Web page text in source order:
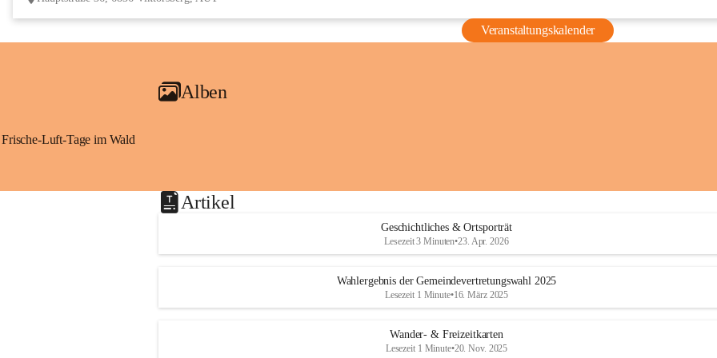
Veranstaltungskalender
Alben
Frische-Luft-Tage im Wald
Artikel
Geschichtliches & Ortsporträt
Lesezeit 3 Minuten•23. Apr. 2026
Wahlergebnis der Gemeindevertretungswahl 2025
Lesezeit 1 Minute•16. März 2025
Wander- & Freizeitkarten
Lesezeit 1 Minute•20. Nov. 2025